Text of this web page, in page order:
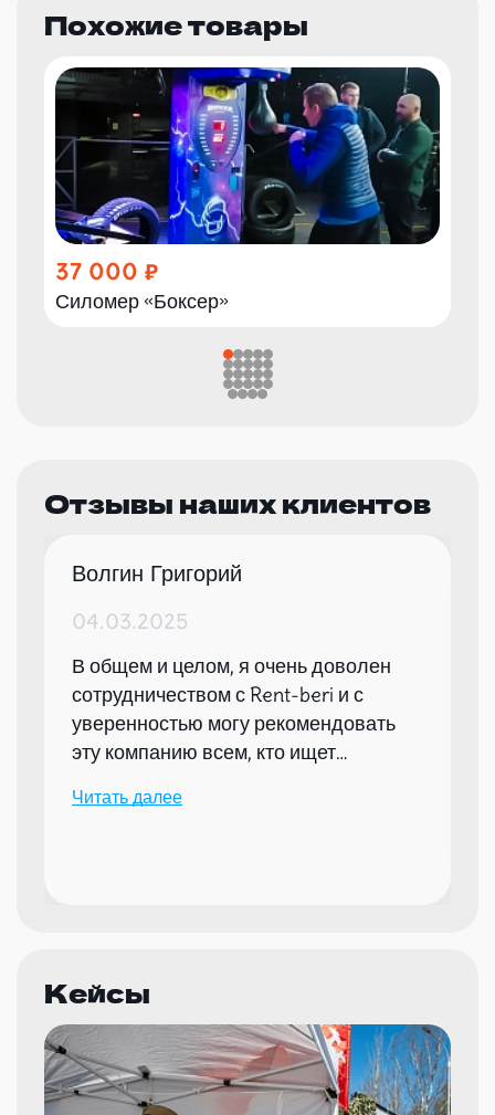
Похожие товары
37 000
Силомер «Боксер»
Отзывы наших клиентов
Волгин Григорий
04.03.2025
В общем и целом, я очень доволен
сотрудничеством с Rent-beri и с
уверенностью могу рекомендовать
эту компанию всем, кто ищет
мероприятий.
Читать далее
Кейсы